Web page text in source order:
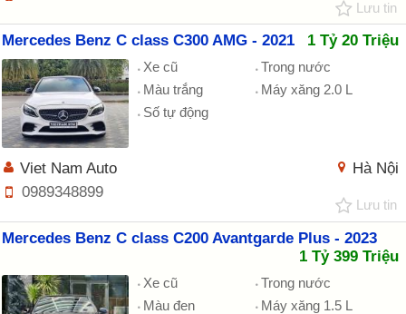
Lưu tin
Mercedes Benz C class C300 AMG - 2021 1 Tỷ 20 Triệu
Xe cũ
Trong nước
Màu trắng
Máy xăng 2.0 L
Số tự động
Hà Nội
Viet Nam Auto
0989348899
Lưu tin
Mercedes Benz C class C200 Avantgarde Plus - 2023
1 Tỷ 399 Triệu
Xe cũ
Trong nước
Màu đen
Máy xăng 1.5 L